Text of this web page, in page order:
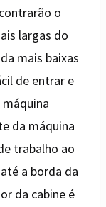
o
largas do
mais baixas
de entrar e
da máquina
trabalho ao
a borda da
da cabine é